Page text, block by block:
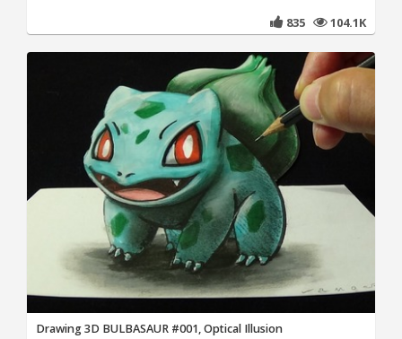
835 104.1K
Drawing 3D BULBASAUR #001, Optical Illusion